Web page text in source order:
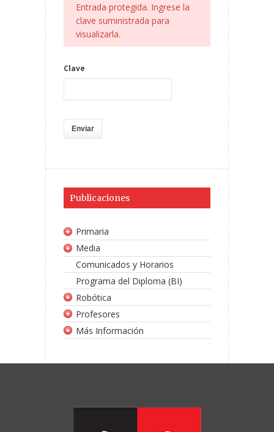
Entrada protegida. Ingrese la
clave suministrada para
visualizarla.
Clave
Publicaciones
Primaria
Media
Comunicados y Horarios
Programa del Diploma (BI)
Robótica
Profesores
Más Información